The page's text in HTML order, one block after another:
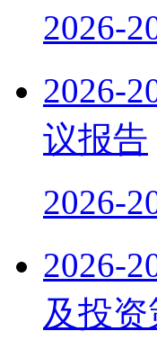
2026-
2026-
议报告
2026-
2026-
及投资